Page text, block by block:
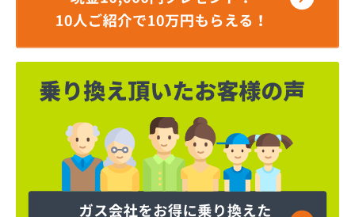
井ゲ田電器店
塩釜ガス株式会社
岡田燃料店
岡本商店
柿沼米穀店
株式会社アイザワ
株式会社アストモスガスセンター東北
株式会社アベキ
株式会社アベキ 塩釜営業所
株式会社アベキ 女川・石巻営業所